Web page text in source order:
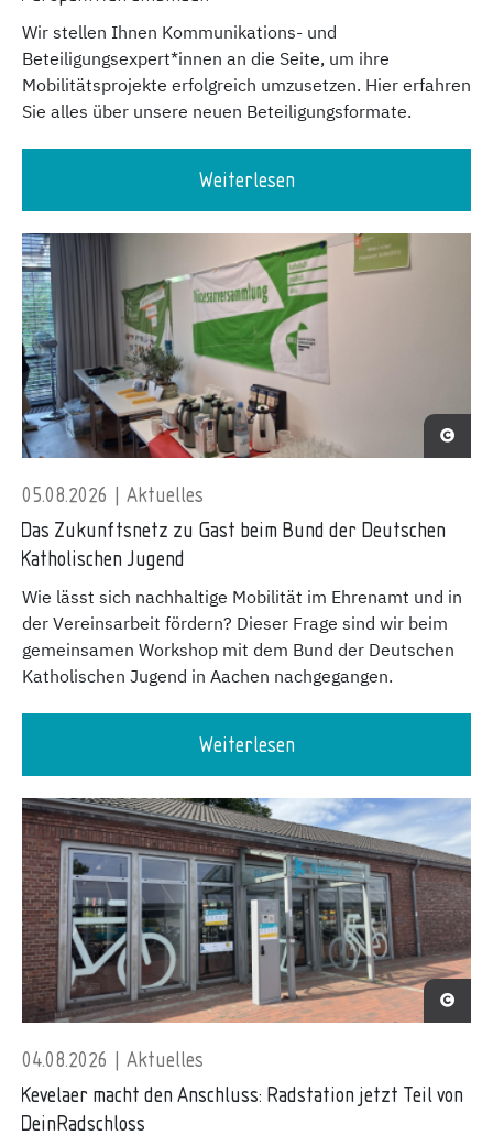
Wir stellen Ihnen Kommunikations- und
Beteiligungsexpert*innen an die Seite, um ihre
Mobilitätsprojekte erfolgreich umzusetzen. Hier erfahren
Sie alles über unsere neuen Beteiligungsformate.
Weiterlesen
05.08.2026 | Aktuelles
Das Zukunftsnetz zu Gast beim Bund der Deutschen
Katholischen Jugend
Wie lässt sich nachhaltige Mobilität im Ehrenamt und in
der Vereinsarbeit fördern? Dieser Frage sind wir beim
gemeinsamen Workshop mit dem Bund der Deutschen
Katholischen Jugend in Aachen nachgegangen.
Weiterlesen
04.08.2026 | Aktuelles
Kevelaer macht den Anschluss: Radstation jetzt Teil von
DeinRadschloss